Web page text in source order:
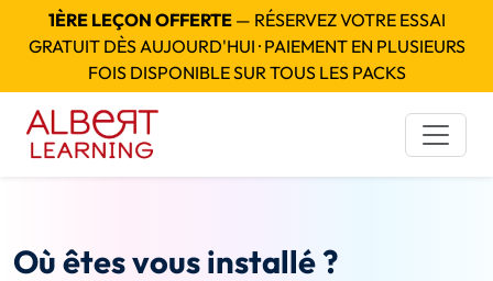
1ÈRE LEÇON OFFERTE— RÉSERVEZ VOTRE ESSAI
GRATUIT DÈS AUJOURD'HUI · PAIEMENT EN PLUSIEURS
FOIS DISPONIBLE SUR TOUS LES PACKS
Où êtes vous installé ?